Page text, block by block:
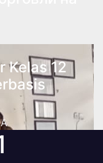
Kelas 12